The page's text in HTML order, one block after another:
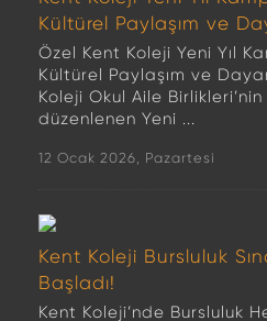
Kültürel Paylaşım ve
Özel Kent Koleji Yeni Yıl
Kültürel Paylaşım ve
Koleji Okul Aile Birlikleri’nin
düzenlenen Yeni ...
12 Ocak 2026, Pazartesi
Kent Koleji Bursluluk
Başladı!
Kent Koleji’nde Bursluluk